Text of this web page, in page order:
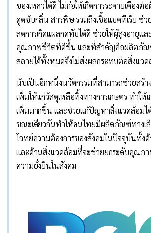
ของเหลวได้ดี ไม่ก่อให้เกิดการระคายเคืองต่
ดูดซับกลิ่น สารพิษ รวมถึงเชื้อแบคทีเรีย ช่
ลดการเกิดแผลกดทับได้ดี ช่วยให้ผู้สูงอายุแ
คุณภาพชีวิตที่ดีขึ้น และที่สำคัญคือผลิตภัณ
สลายได้ทั้งหมดจึงไม่ส่งผลกระทบต่อสิ่งแวด
นับเป็นอีกหนึ่งนวัตกรรมที่สามารถช่วยสร้
เพิ่มให้แก่วัสดุเหลือทิ้งทางการเกษตร ทำให้
เพิ่มมากขึ้น และช่วยแก้ปัญหาสิ่งแวดล้อมไ
ขณะเดียวกันทำให้คนไทยมีผลิตภัณฑ์ทางเ
โจทย์ความต้องการของสังคมในปัจจุบันทั้ง
และด้านสิ่งแวดล้อมที่จะช่วยยกระดับคุณภา
ความยั่งยืนในสังคม